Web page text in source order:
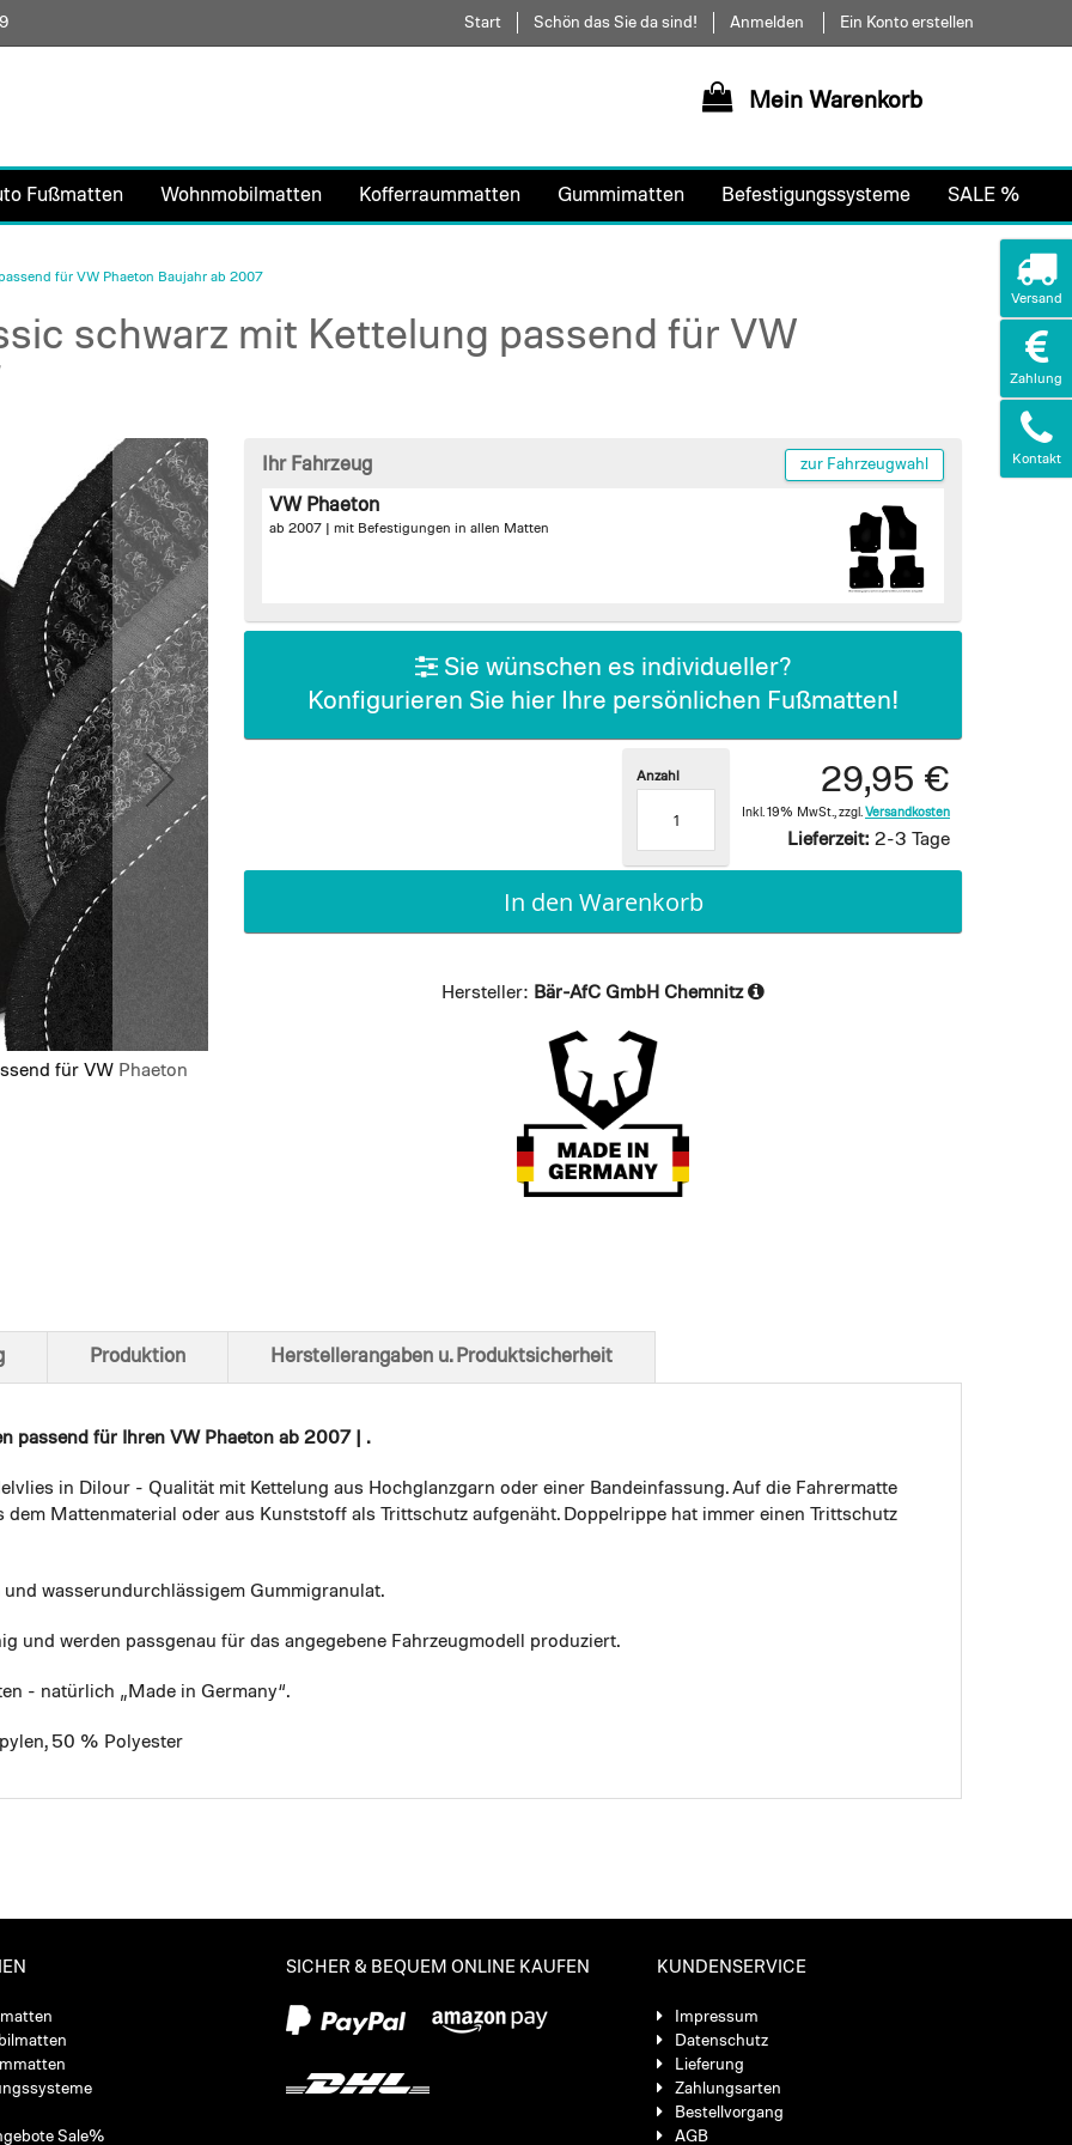
Direkt
zum
Start Schön das Sie da sind! Anmelden Ein Konto erstellen
Mein Warenkorb
Fußmatten Wohnmobilmatten Kofferraummatten Gummimatten Befestigungssysteme SALE %
für VW Phaeton Baujahr ab 2007
schwarz mit Kettelung passend für VW
für VW Phaeton
Ansicht von unten
Ihr Fahrzeug zur Fahrzeugwahl
VW Phaeton
ab 2007 | mit Befestigungen in allen Matten
Sie wünschen es individueller?
Konfigurieren Sie hier Ihre persönlichen Fußmatten!
29,95 €
Inkl. 19% MwSt. zzgl. Versandkosten
Lieferzeit: 2-3 Tage
Anzahl
In den Warenkorb
Hersteller: Bär-AfC GmbH Chemnitz
passend für Ihren VW Phaeton ab 2007 | .
in Dilour - Qualität mit Kettelung aus Hochglanzgarn oder einer Bandeinfassung. Auf die Fahrermatte
Mattenmaterial oder aus Kunststoff als Trittschutz aufgenäht. Doppelrippe hat immer einen Trittschutz
wasserundurchlässigem Gummigranulat.
und werden passgenau für das angegebene Fahrzeugmodell produziert.
- natürlich „Made in Germany“.
50 % Polyester
Produktion Herstellerangaben u. Produktsicherheit
Sale%
SICHER & BEQUEM ONLINE KAUFEN KUNDENSERVICE
Impressum
Datenschutz
Lieferung
Zahlungsarten
Bestellvorgang
AGB
Versand
Zahlung
Kontakt